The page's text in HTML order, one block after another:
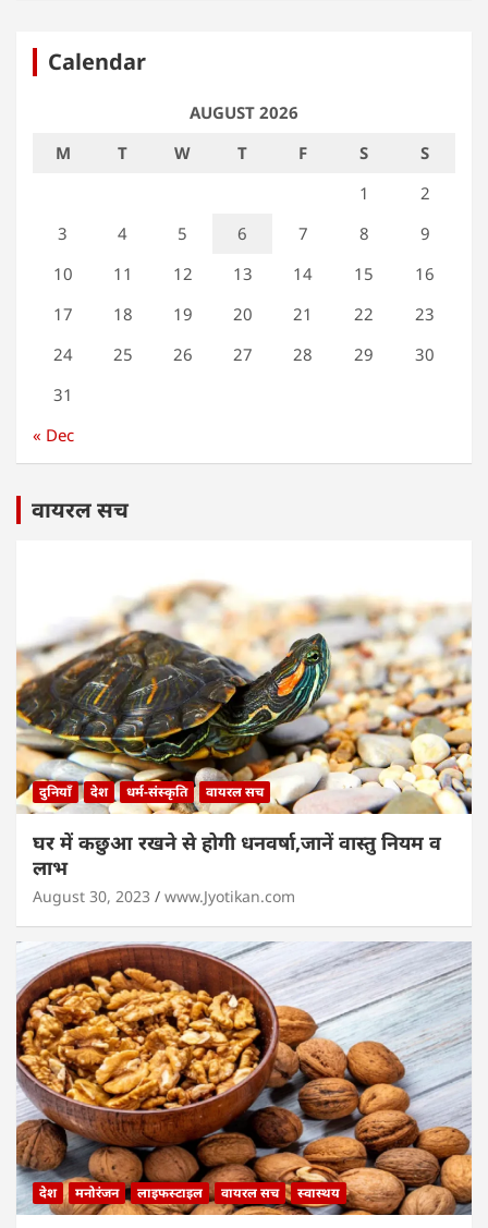
Calendar
AUGUST 2026
M
T W T F S
S
1
2
3
4 5 6 7 8
9
10
11 12 13 14 15
16
17
18 19 20 21 22
23
24
25 26 27 28 29
30
31
« Dec
वायरल सच
दुनियाँ देश धर्म-संस्कृति वायरल सच
घर में कछुआ रखने से होगी धनवर्षा,जानें वास्तु नियम व
लाभ
August 30, 2023 www.Jyotikan.com
देश मनोरंजन लाइफस्टाइल वायरल सच स्वास्थय